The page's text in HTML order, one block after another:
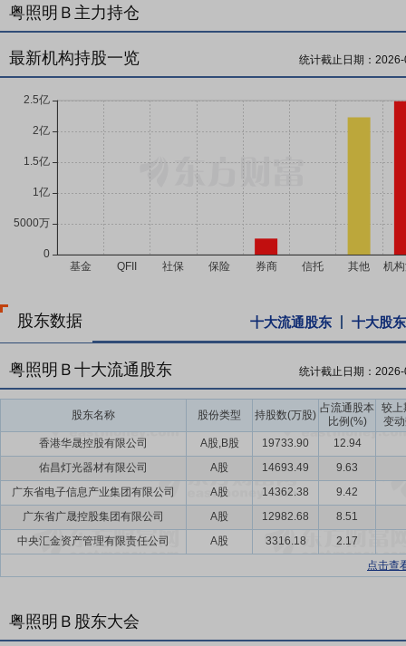
户主体逐渐多元化。国星光电客户结构优良，与行业头部显示屏厂商
相，获得终端客户与市场的广泛认可。 （四）规模优势 公司是最早
的投资，公司的生产自动化水平得到较大提高。大规模集中生产使公
面。沪乐电气是国内重要的船舶照明灯具生产企业，深耕行业多年，
生产制造基地，具备年生产超500万台套车灯的生产能力。国星光电
业首发上市的企业，是国内最大的LED制造企业之一。 （五）LED
芯片制造、中游LED封装以及下游LED应用产品，从而优化了产业链
粤照明Ｂ主力持仓
最新机构持股一览 统计截止日期：
股东数据 十大流通股东 十大股东
粤照明Ｂ十大流通股东 统计截止日期：
股东名称 股份类型 持股数(万股)
占流通股本
比例(%)
较上
变
香港华晟控股有限公司
A股,B股 19733.90
12.94
佑昌灯光器材有限公司
A股 14693.49
9.63
广东省电子信息产业集团有限公司
A股 14362.38
9.42
广东省广晟控股集团有限公司
A股 12982.68
8.51
中央汇金资产管理有限责任公司
A股 3316.18
2.17
点击查
粤照明Ｂ股东大会